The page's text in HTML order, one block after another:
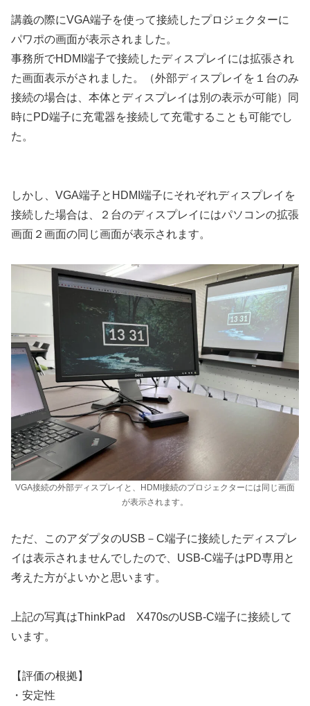
講義の際にVGA端子を使って接続したプロジェクターに
パワポの画面が表示されました。
事務所でHDMI端子で接続したディスプレイには拡張され
た画面表示がされました。（外部ディスプレイを１台のみ
接続の場合は、本体とディスプレイは別の表示が可能）同
時にPD端子に充電器を接続して充電することも可能でし
た。
しかし、VGA端子とHDMI端子にそれぞれディスプレイを
接続した場合は、２台のディスプレイにはパソコンの拡張
画面２画面の同じ画面が表示されます。
VGA接続の外部ディスプレイと、HDMI接続のプロジェクターには同じ画面
が表示されます。
ただ、このアダプタのUSB－C端子に接続したディスプレ
イは表示されませんでしたので、USB-C端子はPD専用と
考えた方がよいかと思います。
上記の写真はThinkPad X470sのUSB-C端子に接続して
います。
【評価の根拠】
・安定性